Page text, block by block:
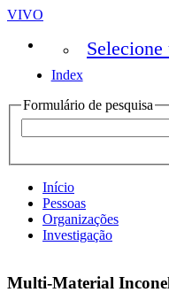
VIVO
Index
Formulário de pesquisa
Início
Pessoas
Organizações
Investigação
Multi-Material